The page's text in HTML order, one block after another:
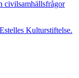
civilsamhällsfrågor
Kulturstiftelse.